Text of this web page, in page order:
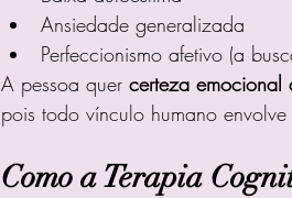
Ansiedade generalizada
Perfeccionismo afetivo (a
A pessoa quer certeza emocional
pois todo vínculo humano
Como a Terapia